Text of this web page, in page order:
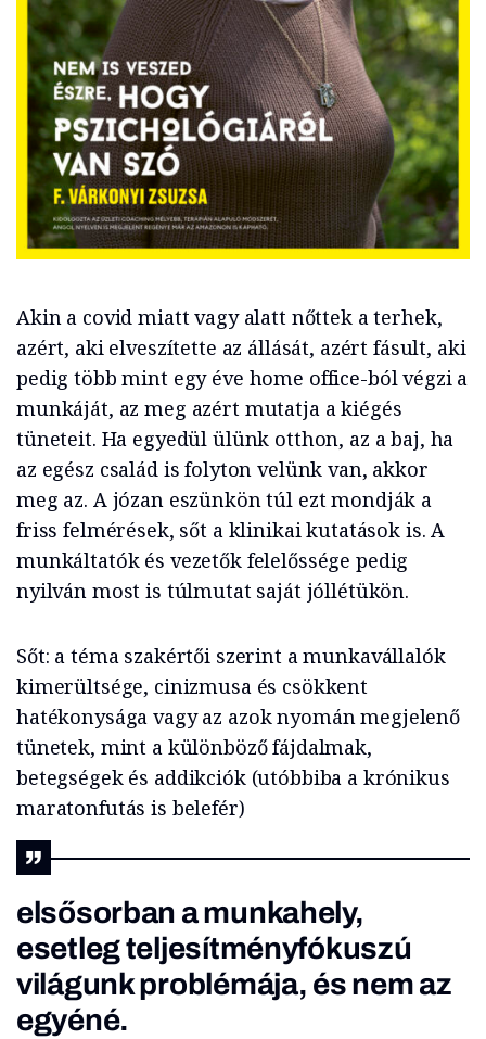
Akin a covid miatt vagy alatt nőttek a terhek,
azért, aki elveszítette az állását, azért fásult, aki
pedig több mint egy éve home office-ból végzi a
munkáját, az meg azért mutatja a kiégés
tüneteit. Ha egyedül ülünk otthon, az a baj, ha
az egész család is folyton velünk van, akkor
meg az. A józan eszünkön túl ezt mondják a
friss felmérések, sőt a klinikai kutatások is. A
munkáltatók és vezetők felelőssége pedig
nyilván most is túlmutat saját jóllétükön.
Sőt: a téma szakértői szerint a munkavállalók
kimerültsége, cinizmusa és csökkent
hatékonysága vagy az azok nyomán megjelenő
tünetek, mint a különböző fájdalmak,
betegségek és addikciók (utóbbiba a krónikus
maratonfutás is belefér)
elsősorban a munkahely,
esetleg teljesítményfókuszú
világunk problémája, és nem az
egyéné.